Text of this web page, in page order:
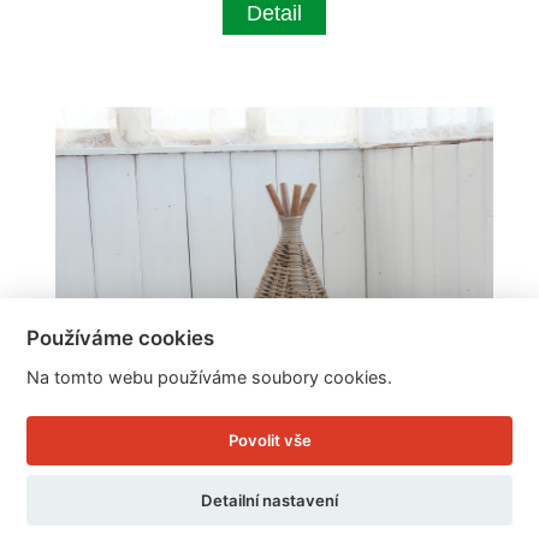
Detail
Používáme cookies
Na tomto webu používáme soubory cookies.
Povolit vše
Detailní nastavení